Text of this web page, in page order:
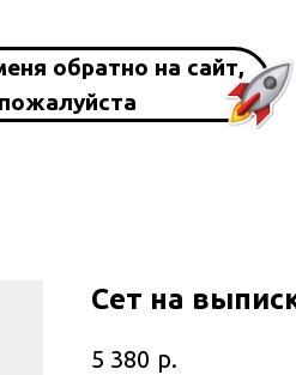
обратно на сайт,
пожалуйста
Сет на
5 380 р.